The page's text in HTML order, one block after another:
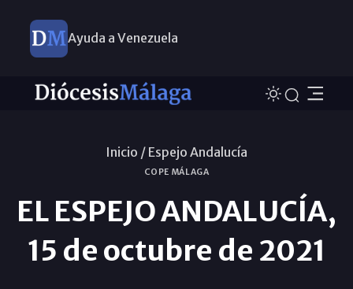
Ayuda a Venezuela
Inicio / Espejo Andalucía
COPE MÁLAGA
EL ESPEJO ANDALUCÍA,
15 de octubre de 2021